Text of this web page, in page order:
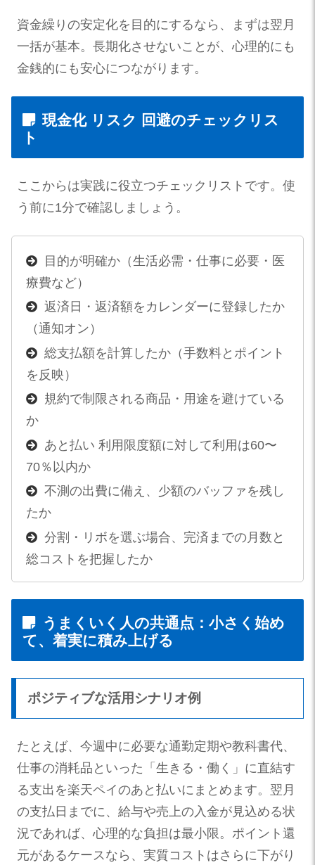
資金繰りの安定化を目的にするなら、まずは翌月
一括が基本。長期化させないことが、心理的にも
金銭的にも安心につながります。
現金化 リスク 回避のチェックリス
ト
ここからは実践に役立つチェックリストです。使
う前に1分で確認しましょう。
目的が明確か（生活必需・仕事に必要・医
療費など）
返済日・返済額をカレンダーに登録したか
（通知オン）
総支払額を計算したか（手数料とポイント
を反映）
規約で制限される商品・用途を避けている
か
あと払い 利用限度額に対して利用は60〜
70％以内か
不測の出費に備え、少額のバッファを残し
たか
分割・リボを選ぶ場合、完済までの月数と
総コストを把握したか
うまくいく人の共通点：小さく始め
て、着実に積み上げる
ポジティブな活用シナリオ例
たとえば、今週中に必要な通勤定期や教科書代、
仕事の消耗品といった「生きる・働く」に直結す
る支出を楽天ペイのあと払いにまとめます。翌月
の支払日までに、給与や売上の入金が見込める状
況であれば、心理的な負担は最小限。ポイント還
元があるケースなら、実質コストはさらに下がり